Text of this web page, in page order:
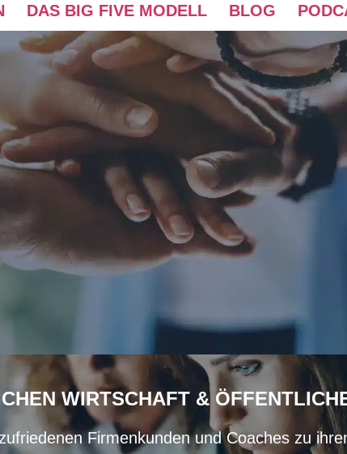
DAS BIG FIVE MODELL BLOG
WIRTSCHAFT &
Firmenkunden und Coaches zu